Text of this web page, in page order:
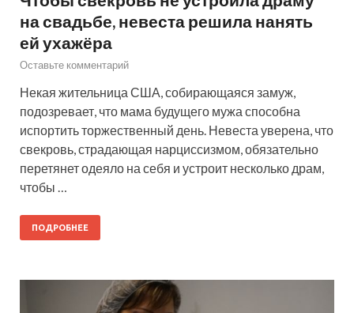
на свадьбе, невеста решила нанять
ей ухажёра
Оставьте комментарий
Некая жительница США, собирающаяся замуж,
подозревает, что мама будущего мужа способна
испортить торжественный день. Невеста уверена, что
свекровь, страдающая нарциссизмом, обязательно
перетянет одеяло на себя и устроит несколько драм,
чтобы …
ПОДРОБНЕЕ